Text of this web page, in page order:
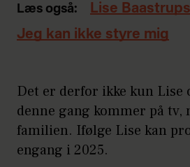
Læs også:
Lise
Jeg kan ikke styre mig
Det er derfor ikke kun Lise
denne gang kommer på tv,
familien. Ifølge Lise kan
engang i 2025.